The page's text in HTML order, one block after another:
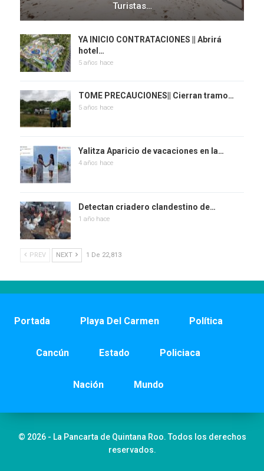
Turistas…
YA INICIO CONTRATACIONES || Abrirá
hotel…
5 años hace
TOME PRECAUCIONES|| Cierran tramo…
5 años hace
Yalitza Aparicio de vacaciones en la…
4 años hace
Detectan criadero clandestino de…
1 año hace
PREV NEXT 1 De 22,813
Portada Playa Del Carmen Política
Cancún Estado Policiaca
Nación Mundo
© 2026 - La Pancarta de Quintana Roo. Todos los derechos
reservados.